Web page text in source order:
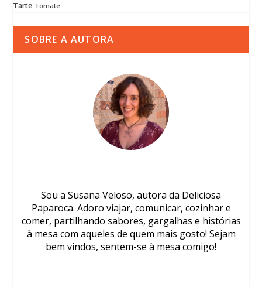
Tarte Tomate
SOBRE A AUTORA
Sou a Susana Veloso, autora da Deliciosa
Paparoca. Adoro viajar, comunicar, cozinhar e
comer, partilhando sabores, gargalhas e histórias
à mesa com aqueles de quem mais gosto! Sejam
bem vindos, sentem-se à mesa comigo!